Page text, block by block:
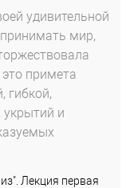
удивительной
мир,
примета
гибкой,
и
Лекция первая